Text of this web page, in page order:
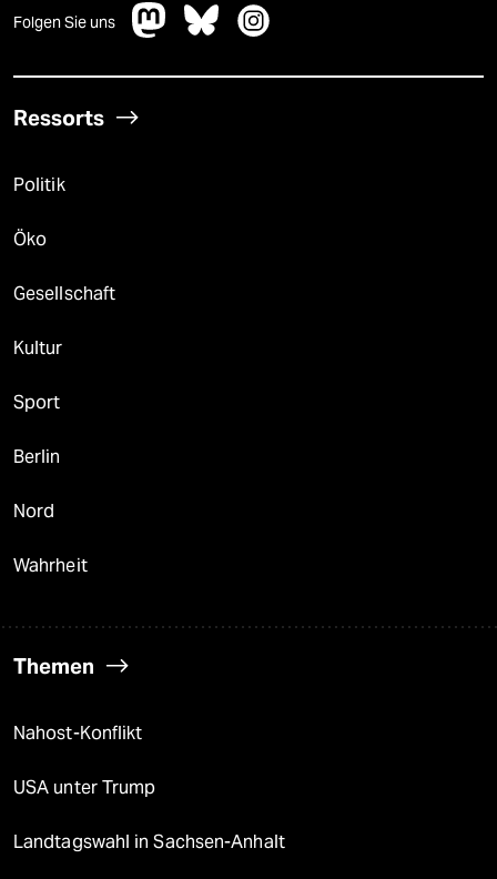
Folgen Sie uns
Ressorts
Politik
Öko
Gesellschaft
Kultur
Sport
Berlin
Nord
Wahrheit
Themen
Nahost-Konflikt
USA unter Trump
Landtagswahl in Sachsen-Anhalt